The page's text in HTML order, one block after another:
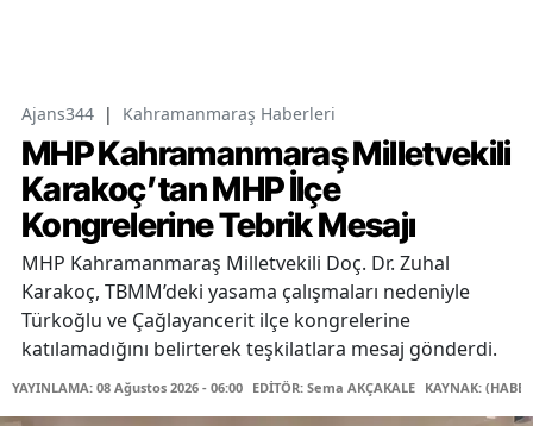
Ajans344 | Kahramanmaraş Haberleri
MHP Kahramanmaraş Milletvekili
Karakoç’tan MHP İlçe
Kongrelerine Tebrik Mesajı
MHP Kahramanmaraş Milletvekili Doç. Dr. Zuhal
Karakoç, TBMM’deki yasama çalışmaları nedeniyle
Türkoğlu ve Çağlayancerit ilçe kongrelerine
katılamadığını belirterek teşkilatlara mesaj gönderdi.
YAYINLAMA: 08 Ağustos 2026 - 06:00 EDİTÖR: Sema AKÇAKALE KAYNAK: